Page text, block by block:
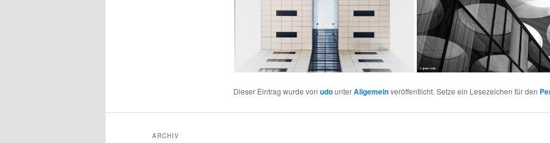
Dieser Eintrag wurde von udounterAllgemeinveröffentlicht. Setze ein Lesezeichen für den
ARCHIV